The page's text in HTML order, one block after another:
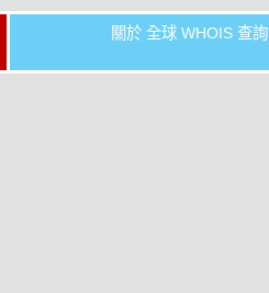
關於 全球 WHOIS 查詢